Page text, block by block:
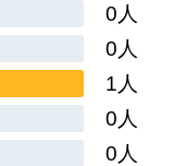
0人
0人
1人
0人
0人